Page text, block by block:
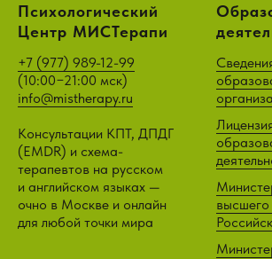
Психологический
Центр МИСТерапи
+7 (977) 989-12-99
(10:00−21:00 мск)
info@mistherapy.ru
Консультации КПТ, ДПДГ
(EMDR) и схема-
терапевтов на русском
и английском языках —
очно в Москве и онлайн
для любой точки мира